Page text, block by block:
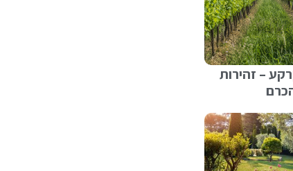
– זהירות